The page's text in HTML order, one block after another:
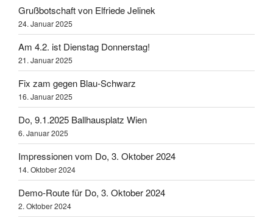
Grußbotschaft von Elfriede Jelinek
24. Januar 2025
Am 4.2. ist Dienstag Donnerstag!
21. Januar 2025
Fix zam gegen Blau-Schwarz
16. Januar 2025
Do, 9.1.2025 Ballhausplatz Wien
6. Januar 2025
Impressionen vom Do, 3. Oktober 2024
14. Oktober 2024
Demo-Route für Do, 3. Oktober 2024
2. Oktober 2024